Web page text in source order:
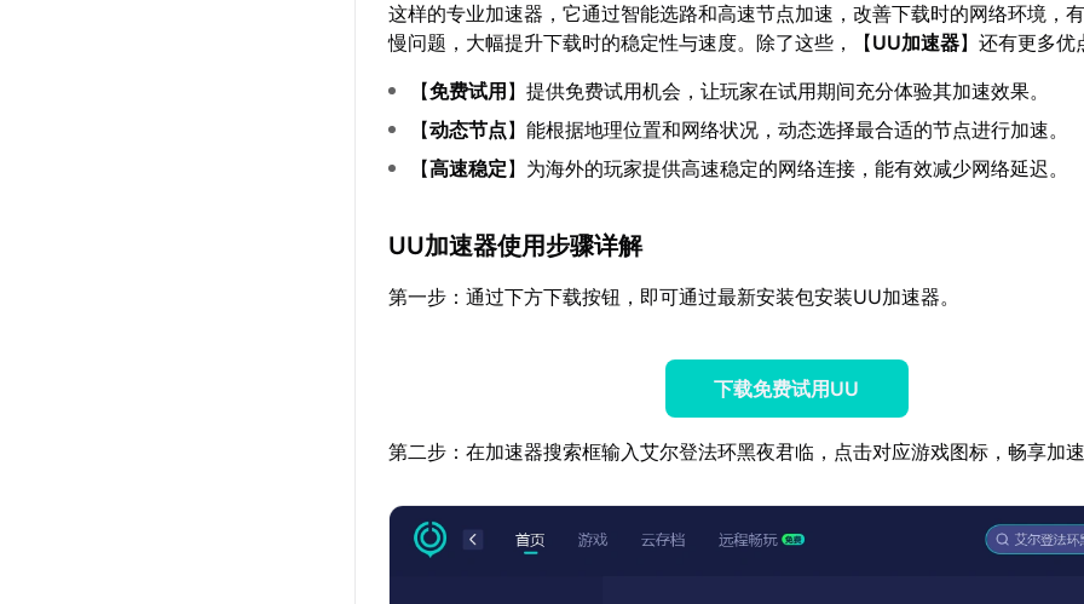
这样的专业加速器，它通过智能选路和高速节点加速，改善下载时的网络环境，
慢问题，大幅提升下载时的稳定性与速度。除了这些，【UU加速器】还有更多优
【免费试用 】提供免费试用机会，让玩家在试用期间充分体验其加速效果。
【动态节点】能根据地理位置和网络状况，动态选择最合适的节点进行加速。
【高速稳定】为海外的玩家提供高速稳定的网络连接，能有效减少网络延迟。
UU加速器使用步骤详解
第一步：通过下方下载按钮，即可通过最新安装包安装UU加速器。
下载免费试用UU
第二步：在加速器搜索框输入艾尔登法环黑夜君临，点击对应游戏图标，畅享加